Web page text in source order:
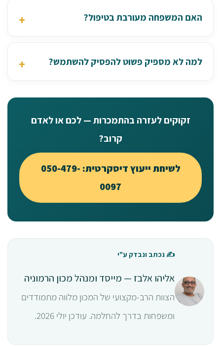
האם המשפחה מעורבת בטיפול?
למה לא מספיק פשוט להפסיק להשתמש?
זקוקים לעזרה בהתמכרות — לכם או לאדם
קרוב?
לשיחת ייעוץ דיסקרטית: 050-479-
0097
✍️ נכתב ונבדק ע"י
אליהו אלבז — מייסד ומנהל מכון הרמוניה
הצוות הרב-מקצועי של המכון מלווה מתמודדים
ומשפחות בדרך להחלמה. עודכן יולי 2026.